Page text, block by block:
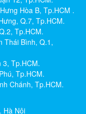
Hòa B, Tp.HCM .
Q.7, Tp.HCM.
Tp.HCM.
Thái Bình, Q.1,
3, Tp.HCM.
Tp.HCM.
Chánh, Tp.HCM.
Hà Nội